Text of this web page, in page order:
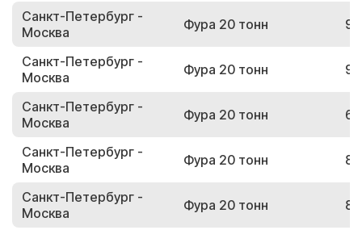
Санкт-Петербург -
Москва
Фура 20 тонн
Санкт-Петербург -
Москва
Фура 20 тонн
Санкт-Петербург -
Москва
Фура 20 тонн
Санкт-Петербург -
Москва
Фура 20 тонн
Санкт-Петербург -
Москва
Фура 20 тонн